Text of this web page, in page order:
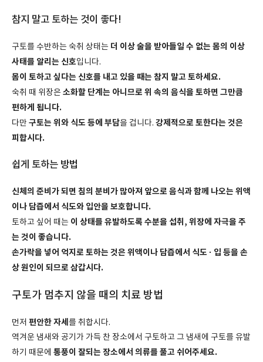
참지 말고 토하는 것이 좋다!
구토를 수반하는 숙취 상태는 더 이상 술을 받아들일 수 없는 몸의 이상
사태를 알리는 신호입니다.
몸이 토하고 싶다는 신호를 내고 있을 때는 참지 말고 토하세요.
숙취 때 위장은 소화할 단계는 아니므로 위 속의 음식을 토하면 그만큼
편하게 됩니다.
다만 구토는 위와 식도 등에 부담을 겁니다. 강제적으로 토한다는 것은
피합시다.
쉽게 토하는 방법
신체의 준비가 되면 침의 분비가 많아져 앞으로 음식과 함께 나오는 위액
이나 담즙에서 식도와 입안을 보호합니다.
토하고 싶어 때는 이 상태를 유발하도록 수분을 섭취, 위장에 자극을 주
는 것이 좋습니다.
손가락을 넣어 억지로 토하는 것은 위액이나 담즙에서 식도 · 입 등을 손
상 원인이 되므로 삼갑시다.
구토가 멈추지 않을 때의 치료 방법
먼저 편안한 자세 를 취합시다.
역겨운 냄새와 공기가 가득 찬 장소에서 구토하고 그 냄새에 구토를 유발
하기 때문에 통풍이 잘되는 장소에서 의류를 풀고 쉬어주세요.